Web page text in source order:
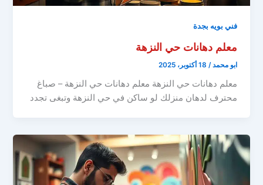
فني بويه بجدة
معلم دهانات حي النزهة
ابو محمد/ 18 أكتوبر، 2025
معلم دهانات حي النزهة معلم دهانات حي النزهة – صباغ
محترف لدهان منزلك لو ساكن في حي النزهة وتبغى تجدد